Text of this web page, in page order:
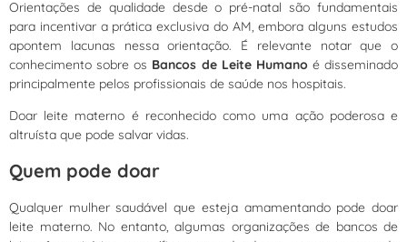
Orientações de qualidade desde o pré-natal são fundamentais
para incentivar a prática exclusiva do AM, embora alguns estudos
apontem lacunas nessa orientação. É relevante notar que o
conhecimento sobre os Bancos de Leite Humanoé disseminado
principalmente pelos profissionais de saúde nos hospitais.
Doar leite materno é reconhecido como uma ação poderosa e
altruísta que pode salvar vidas.
Quem pode doar
Qualquer mulher saudável que esteja amamentando pode doar
leite materno. No entanto, algumas organizações de bancos de